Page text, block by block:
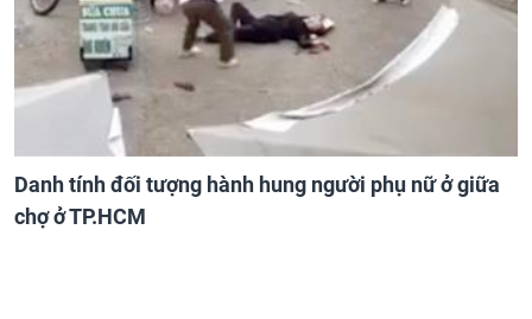
Danh tính đối tượng hành hung người phụ nữ ở giữa
chợ ở TP.HCM